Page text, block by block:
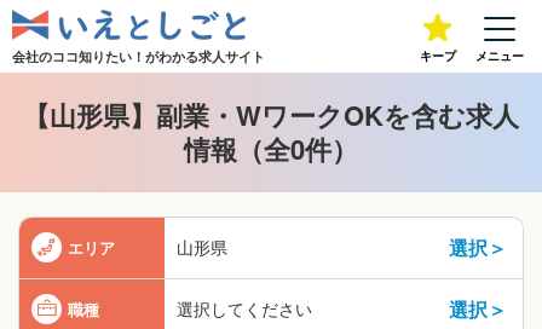
会社のココ知りたい！がわかる求人サイト キープ メニュー
【山形県】副業・WワークOKを含む求人
情報（全0件）
エリア 山形県 選択＞
職種 選択してください 選択＞